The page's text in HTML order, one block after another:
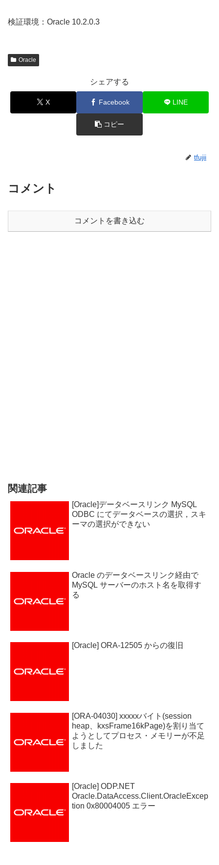
検証環境：Oracle 10.2.0.3
Oracle
シェアする
X Facebook LINE
コピー
tfujii
コメント
コメントを書き込む
関連記事
[Oracle]データベースリンク MySQL
ODBC にてデータベースの選択，スキ
ーマの選択ができない
Oracle のデータベースリンク経由で
MySQL サーバーのホスト名を取得す
る
[Oracle] ORA-12505 からの復旧
[ORA-04030] xxxxxバイト(session
heap、kxsFrame16kPage)を割り当て
ようとしてプロセス・メモリーが不足
しました
[Oracle] ODP.NET
Oracle.DataAccess.Client.OracleExcep
tion 0x80004005 エラー